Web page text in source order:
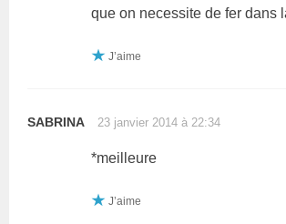
que on necessite de fer dans
J’aime
SABRINA 23 janvier 2014 à 22:34
*meilleure
J’aime